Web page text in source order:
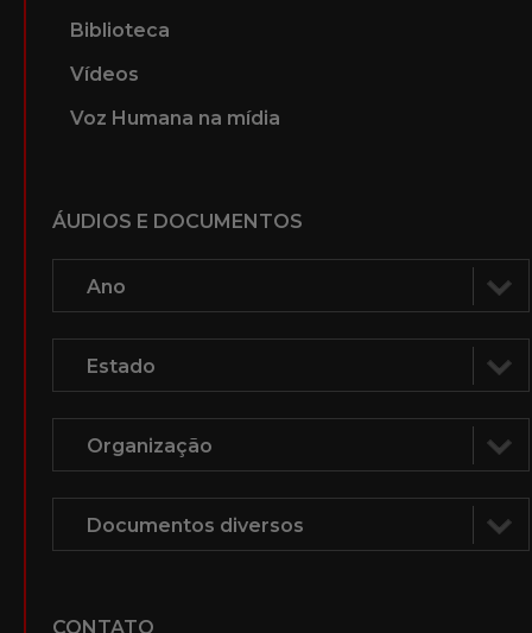
Biblioteca
Vídeos
Voz Humana na mídia
ÁUDIOS E DOCUMENTOS
CONTATO